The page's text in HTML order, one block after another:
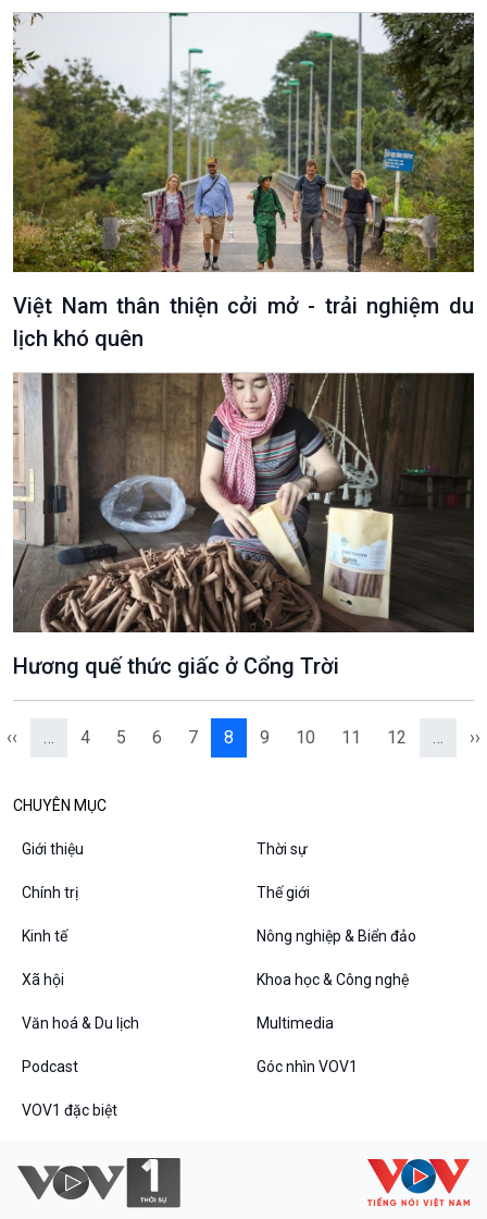
VOV1 đặc biệt
Thanh âm ký sự
Chân dung cuộc sống
Các chương trình đặc biệt
Việt Nam thân thiện cởi mở - trải nghiệm du
lịch khó quên
Hương quế thức giấc ở Cổng Trời
‹‹ … 4 5 6 7 8 9 10 11 12 … ››
CHUYÊN MỤC
Giới thiệu Thời sự
Chính trị Thế giới
Kinh tế Nông nghiệp & Biển đảo
Xã hội Khoa học & Công nghệ
Văn hoá & Du lịch Multimedia
Podcast Góc nhìn VOV1
VOV1 đặc biệt